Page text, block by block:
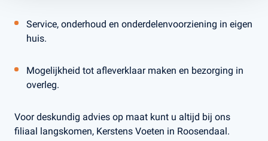
Service, onderhoud en onderdelenvoorziening in eigen
huis.
Mogelijkheid tot afleverklaar maken en bezorging in
overleg.
Voor deskundig advies op maat kunt u altijd bij ons
filiaal langskomen, Kerstens Voeten in Roosendaal.